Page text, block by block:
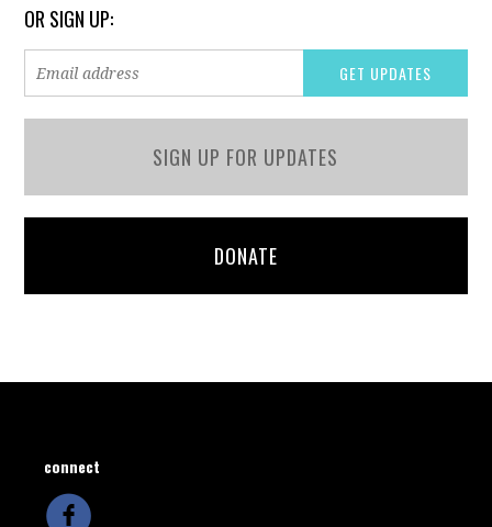
OR SIGN UP:
SIGN UP FOR UPDATES
DONATE
connect